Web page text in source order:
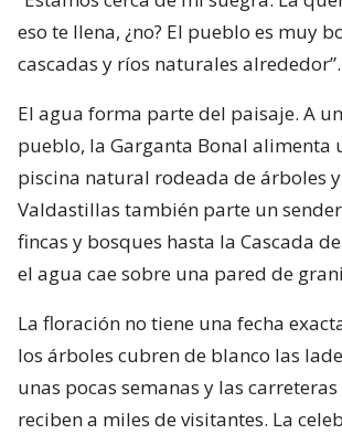
eso te llena, ¿no? El pueblo es muy
cascadas y ríos naturales alrededor”.
El agua forma parte del paisaje. A
pueblo, la Garganta Bonal alimenta
piscina natural rodeada de árboles y
Valdastillas también parte un
fincas y bosques hasta la Cascada
el agua cae sobre una pared de
La floración no tiene una fecha
los árboles cubren de blanco las
unas pocas semanas y las
reciben a miles de visitantes. La